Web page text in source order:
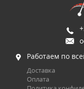
Работаем по
Доставка
Оплата